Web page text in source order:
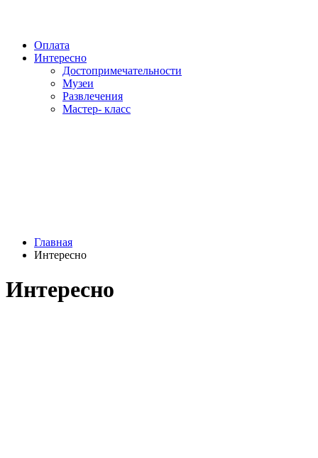
Оплата
Интересно
Достопримечательности
Музеи
Развлечения
Мастер- класс
Главная
Интересно
Интересно